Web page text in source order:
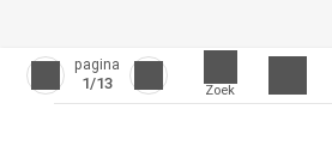
pagina
1/13 Zoek